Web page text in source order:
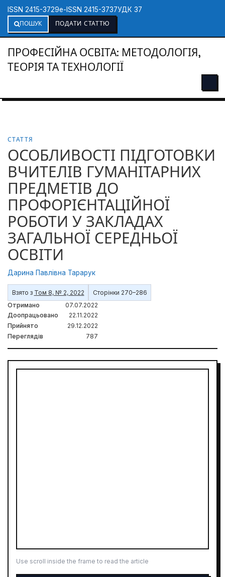
ISSN 2415-3729e-ISSN 2415-3737УДК 37
ПОШУК
ПОДАТИ СТАТТЮ
ПРОФЕСІЙНА ОСВІТА: МЕТОДОЛОГІЯ,
ТЕОРІЯ ТА ТЕХНОЛОГІЇ
СТАТТЯ
ОСОБЛИВОСТІ ПІДГОТОВКИ
ВЧИТЕЛІВ ГУМАНІТАРНИХ
ПРЕДМЕТІВ ДО
ПРОФОРІЄНТАЦІЙНОЇ
РОБОТИ У ЗАКЛАДАХ
ЗАГАЛЬНОЇ СЕРЕДНЬОЇ
ОСВІТИ
Дарина Павлівна Тарарук
Взято з Том 8, № 2, 2022
Сторінки 270–286
Отримано
07.07.2022
Доопрацьовано
22.11.2022
Прийнято
29.12.2022
Переглядів
787
Use scroll inside the frame to read the article